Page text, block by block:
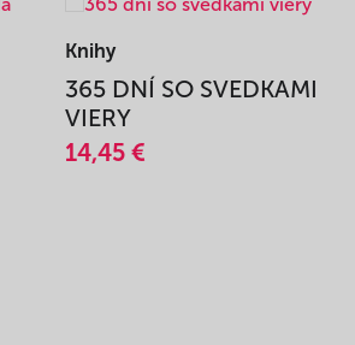
Knihy
365 DNÍ SO SVEDKAMI
VIERY
14,45 €